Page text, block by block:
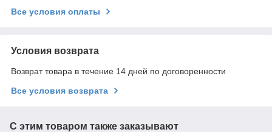
Все условия оплаты
Условия возврата
Возврат товара в течение 14 дней по договоренности
Все условия возврата
С этим товаром также заказывают